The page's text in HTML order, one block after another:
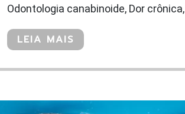
Odontologia canabinoide, Dor crônica,
LEIA MAIS